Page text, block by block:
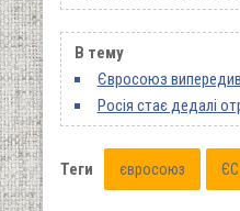
В тему
Євросоюз
Росія стає дедалі
Теги євросоюз ЄС